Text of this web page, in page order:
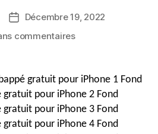
DateDécembre 19, 2022
commentairessur
des
fonds
d'écran
Kylian
Mbappé
gratuit pour iPhone 1 Fond
pour iPhone 2 Fond
pour iPhone 3 Fond
pour iPhone 4 Fond